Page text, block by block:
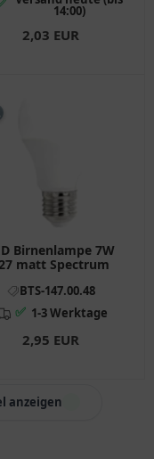
14:00)
2,03 EUR
Birnenlampe 7W
matt Spectrum
BTS-147.00.48
✅ 1-3 Werktage
2,95 EUR
anzeigen